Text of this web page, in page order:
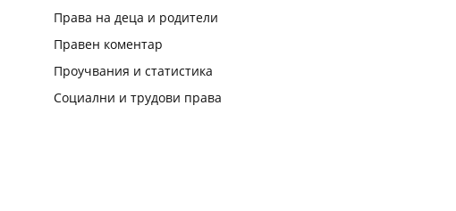
Права на деца и родители
Правен коментар
Проучвания и статистика
Социални и трудови права